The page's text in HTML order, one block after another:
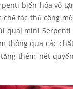
biến hóa vô
chế tác thủ công
quai mini
thông qua các
thêm nét